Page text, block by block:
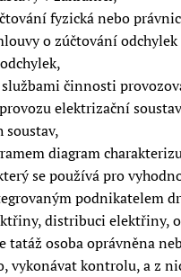
fyzická nebo
o zúčtování
činnosti
elektrizační
soustav,
diagram
se používá pro
podnikatelem
distribuci elektřiny,
tatáž osoba oprávněna
vykonávat kontrolu, a z